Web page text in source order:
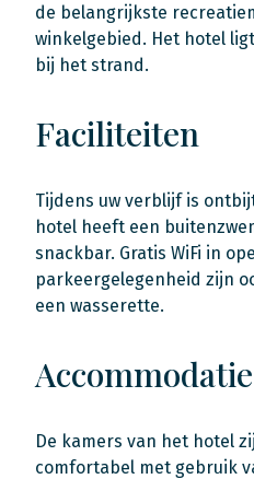
de belangrijkste
winkelgebied. Het hotel
bij het strand.
Faciliteiten
Tijdens uw verblijf is
hotel heeft een
snackbar. Gratis WiFi in
parkeergelegenheid zijn
een wasserette.
Accommodatie
De kamers van het hotel
comfortabel met gebruik